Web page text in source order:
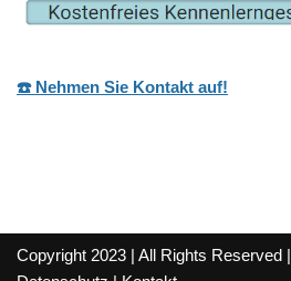
☎️ Nehmen Sie Kontakt auf!
Copyright 2023 | All Rights Reserved |